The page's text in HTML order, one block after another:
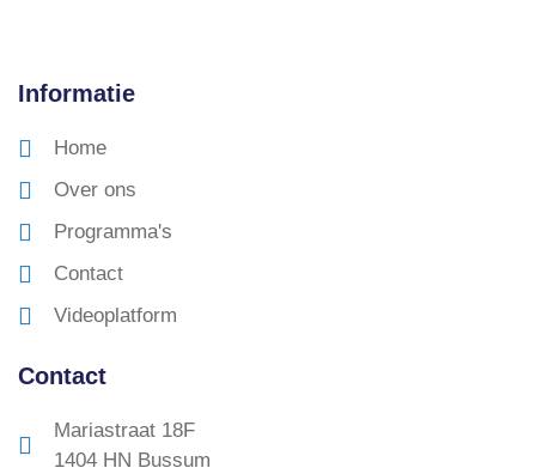
Informatie
Home
Over ons
Programma's
Contact
Videoplatform
Contact
Mariastraat 18F
1404 HN Bussum